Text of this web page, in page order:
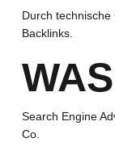
Durch
Backlinks.
Search Engine
Co.